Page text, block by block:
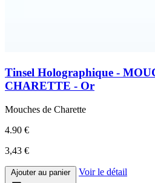
Tinsel Holographique -
CHARETTE - Or
Mouches de Charette
4.90 €
3,43 €
Ajouter au panier Voir le détail